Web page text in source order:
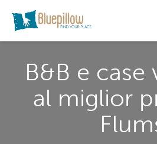
B&B e case
al miglior